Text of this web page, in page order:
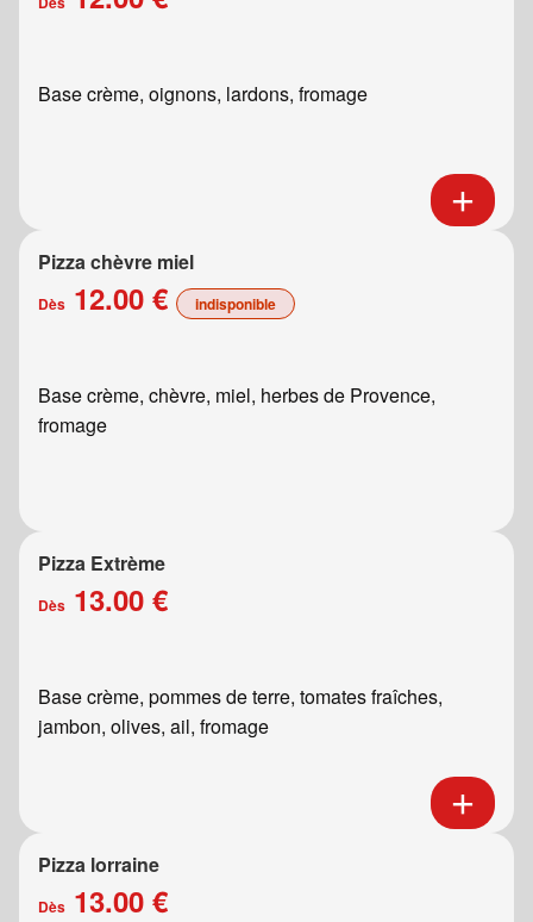
Base crème, oignons, lardons, fromage
Pizza chèvre miel
Dès 12.00 € indisponible
Base crème, chèvre, miel, herbes de Provence,
fromage
Pizza Extrème
Dès 13.00 €
Base crème, pommes de terre, tomates fraîches,
jambon, olives, ail, fromage
Pizza lorraine
Dès 13.00 €